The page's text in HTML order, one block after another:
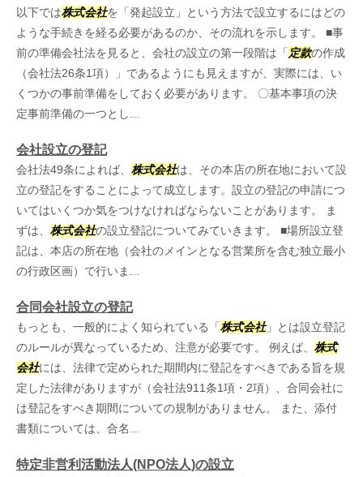
以下では株式会社を「発起設立」という方法で設立するにはどの
ような手続きを経る必要があるのか、その流れを示します。 ■事
前の準備会社法を見ると、会社の設立の第一段階は「 定款の作成
（会社法26条1項）」であるようにも見えますが、実際には、い
くつかの事前準備をしておく必要があります。 〇基本事項の決
定事前準備の一つとし...
会社設立の登記
会社法49条によれば、 株式会社は、その本店の所在地において設
立の登記をすることによって成立します。設立の登記の申請につ
いてはいくつか気をつけなければならないことがあります。 ま
ずは、 株式会社の設立登記についてみていきます。 ■場所設立登
記は、本店の所在地（会社のメインとなる営業所を含む独立最小
の行政区画）で行いま...
合同会社設立の登記
もっとも、一般的によく知られている「 株式会社」とは設立登記
のルールが異なっているため、注意が必要です。 例えば、 株式
会社には、法律で定められた期間内に登記をすべきである旨を規
定した法律がありますが（会社法911条1項・2項）、合同会社に
は登記をすべき期間についての規制がありません。 また、添付
書類については、合名...
特定非営利活動法人(NPO法人)の設立